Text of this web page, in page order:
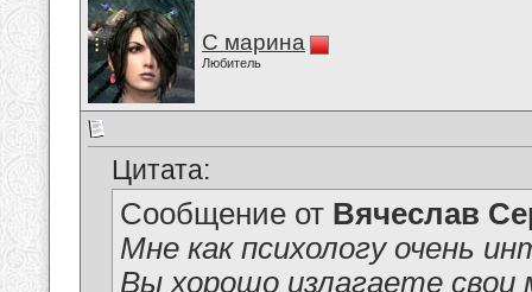
С марина
Любитель
Цитата:
Сообщение от Вячеслав
Мне как психологу очень
Вы хорошо излагаете свои